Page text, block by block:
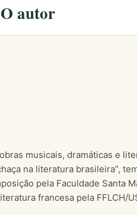
O autor
musicais, dramáticas e
na literatura brasileira”,
pela Faculdade Santa
francesa pela FFLCH/